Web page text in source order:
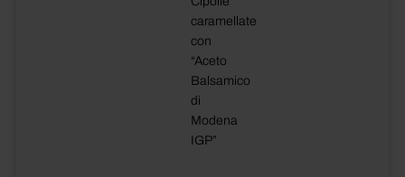
caramellate
con
“Aceto
Balsamico
di
Modena
IGP”